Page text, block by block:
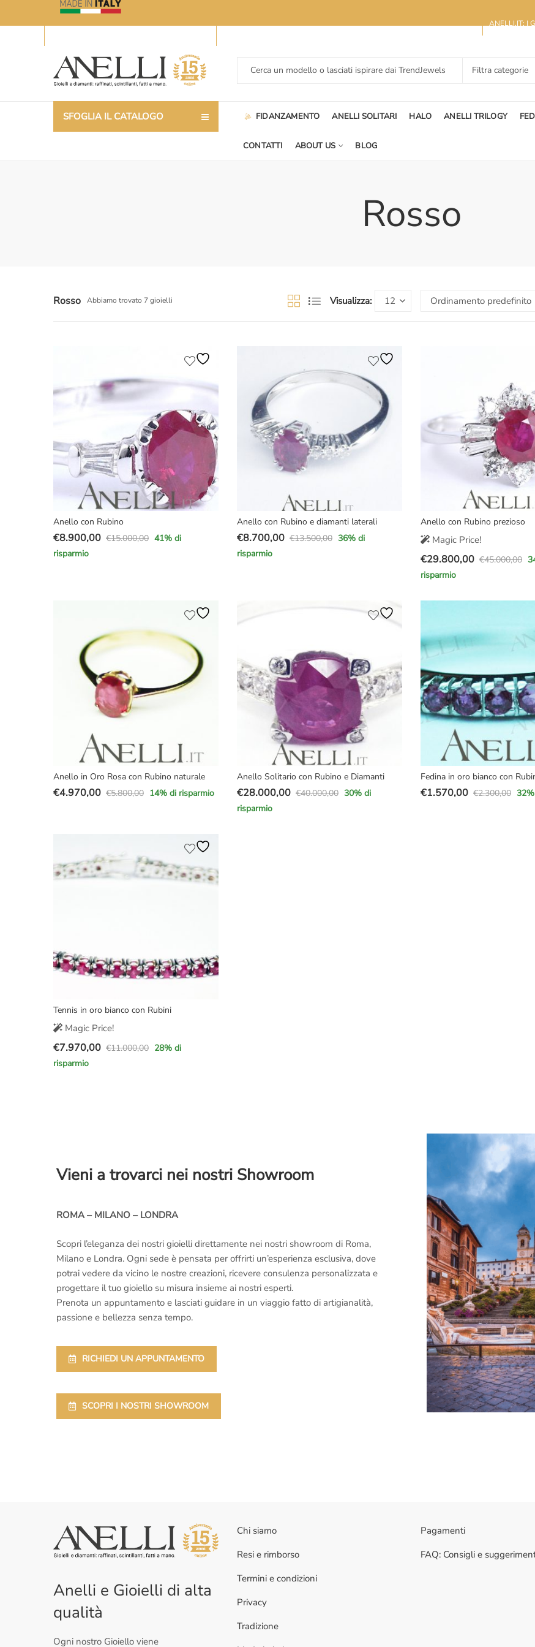
ANELLI.IT: I
SFOGLIA IL CATALOGO FIDANZAMENTO ANELLI SOLITARI HALO ANELLI TRILOGY
CONTATTI ABOUT US BLOG
Rosso
Rosso Abbiamo trovato 7 gioielli Visualizza:
Anello con Rubino
€15.000,00
Il
prezzo
€8.900,00
Il
prezzo
41% di
risparmio
Anello con Rubino e diamanti laterali
€13.500,00
Il
prezzo
€8.700,00
Il
prezzo
36% di
risparmio
Anello con Rubino prezioso
Magic Price!
€45.000,00
Il
prezzo
originale
€29.800,00
Il
prezzo
attuale
risparmio
Anello in Oro Rosa con Rubino naturale
€5.800,00
Il
€5.800,00.
€4.970,00
Il
€4.970,00.
14% di risparmio
Anello Solitario con Rubino e Diamanti
€40.000,00
Il
prezzo
€28.000,00
Il
prezzo
30% di
risparmio
Fedina in oro bianco con
€2.300,00
Il
€1.570,00
Il
32
Tennis in oro bianco con Rubini
Magic Price!
€11.000,00
Il
prezzo
€7.970,00
Il
prezzo
28% di
risparmio
Vieni a trovarci nei nostri Showroom
ROMA – MILANO – LONDRA
Scopri l’eleganza dei nostri gioielli direttamente nei nostri showroom di Roma,
Milano e Londra. Ogni sede è pensata per offrirti un’esperienza esclusiva, dove
potrai vedere da vicino le nostre creazioni, ricevere consulenza personalizzata e
progettare il tuo gioiello su misura insieme ai nostri esperti.
Prenota un appuntamento e lasciati guidare in un viaggio fatto di artigianalità,
passione e bellezza senza tempo.
RICHIEDI UN APPUNTAMENTO
SCOPRI I NOSTRI SHOWROOM
Anelli e Gioielli di alta
qualità
Ogni nostro Gioiello viene
Chi siamo
Resi e rimborso
Termini e condizioni
Privacy
Tradizione
Pagamenti
FAQ: Consigli e